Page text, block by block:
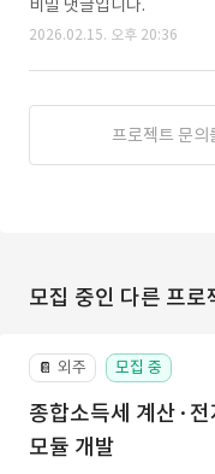
비밀 댓글입니다.
2026.02.15. 오후 20:36
프로젝트 문의
모집 중인 다른 프로
📔 외주 모집 중
종합소득세 계산·
모듈 개발